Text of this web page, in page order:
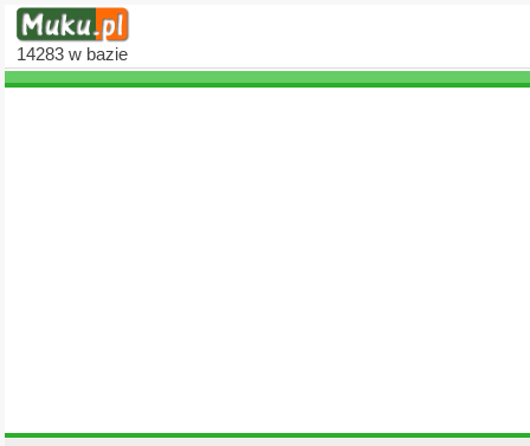
14283 w bazie